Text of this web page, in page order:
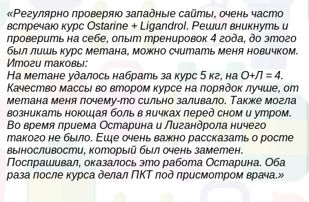
«Регулярно проверяю западные сайты, очень часто
встречаю курс Ostarine + Ligandrol. Решил вникнуть и
проверить на себе, опыт тренировок 4 года, до этого
был лишь курс метана, можно считать меня новичком.
Итоги таковы:
На метане удалось набрать за курс 5 кг, на О+Л = 4.
Качество массы во втором курсе на порядок лучше, от
метана меня почему-то сильно заливало. Также могла
возникать ноющая боль в яичках перед сном и утром.
Во время приема Остарина и Лигандрола ничего
такого не было. Еще очень важно рассказать о росте
выносливости, который был очень заметен.
Поспрашивал, оказалось это работа Остарина. Оба
раза после курса делал ПКТ под присмотром врача.»